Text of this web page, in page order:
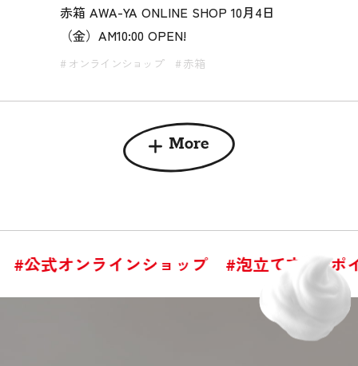
赤箱 AWA-YA ONLINE SHOP 10月4日
（金）AM10:00 OPEN!
# オンラインショップ # 赤箱
More
公式オンラインショップ #泡立て方 #ポイ